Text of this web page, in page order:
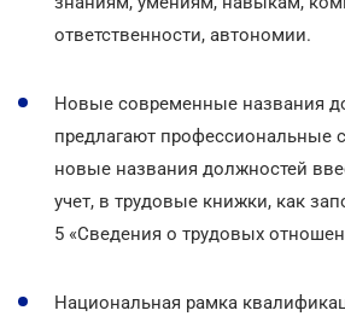
ответственности, автономии.
Новые современные названия
предлагают профессиональные
новые названия должностей
учет, в трудовые книжки, как
5 «Сведения о трудовых
Национальная рамка